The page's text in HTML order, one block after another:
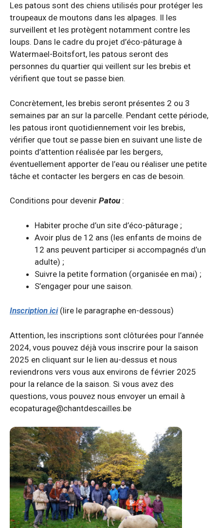
Les patous sont des chiens utilisés pour protéger les
troupeaux de moutons dans les alpages. Il les
surveillent et les protègent notamment contre les
loups. Dans le cadre du projet d’éco-pâturage à
Watermael-Boitsfort, les patous seront des
personnes du quartier qui veillent sur les brebis et
vérifient que tout se passe bien.
Concrètement, les brebis seront présentes 2 ou 3
semaines par an sur la parcelle. Pendant cette période,
les patous iront quotidiennement voir les brebis,
vérifier que tout se passe bien en suivant une liste de
points d’attention réalisée par les bergers,
éventuellement apporter de l’eau ou réaliser une petite
tâche et contacter les bergers en cas de besoin.
Conditions pour devenir Patou :
Habiter proche d’un site d’éco-pâturage ;
Avoir plus de 12 ans (les enfants de moins de
12 ans peuvent participer si accompagnés d’un
adulte) ;
Suivre la petite formation (organisée en mai) ;
S’engager pour une saison.
Inscription ici(lire le paragraphe en-dessous)
Attention, les inscriptions sont clôturées pour l’année
2024, vous pouvez déjà vous inscrire pour la saison
2025 en cliquant sur le lien au-dessus et nous
reviendrons vers vous aux environs de février 2025
pour la relance de la saison. Si vous avez des
questions, vous pouvez nous envoyer un email à
ecopaturage@chantdescailles.be